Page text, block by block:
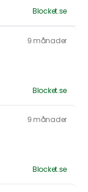
Blocket.se
9 månader
Blocket.se
9 månader
Blocket.se